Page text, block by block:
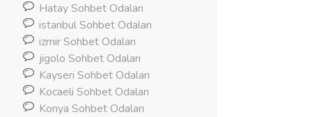
Hatay Sohbet Odaları
istanbul Sohbet Odaları
izmir Sohbet Odaları
jigolo Sohbet Odaları
Kayseri Sohbet Odaları
Kocaeli Sohbet Odaları
Konya Sohbet Odaları